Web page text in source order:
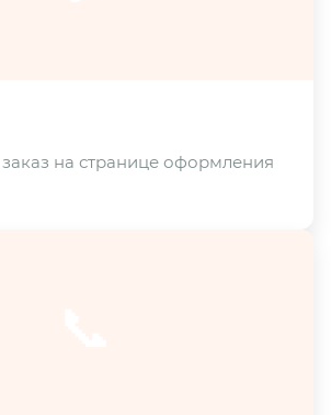
на странице оформления